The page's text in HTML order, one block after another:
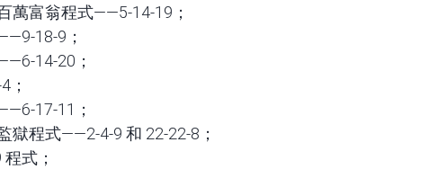
萬富翁程式——5-14-19；
18-9；
14-20；
；
17-11；
獄程式——2-4-9 和 22-22-8；
式；